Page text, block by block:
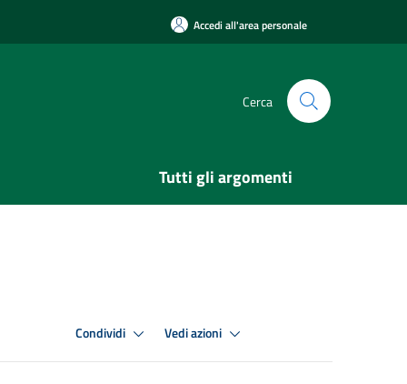
Accedi all'area personale
Cerca
Tutti gli argomenti
Condividi Vedi azioni